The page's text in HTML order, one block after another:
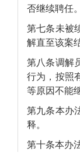
否继续聘任。
第七条未被
解直至该案
第八条调解
行为，按照
等原因不能
第九条本办
释。
第十条本办